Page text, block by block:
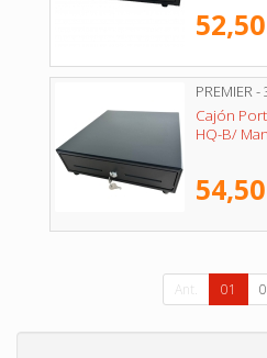
PREMIER
Cajón
HQ-B/
Ant. 01